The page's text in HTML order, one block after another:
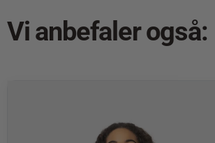
Vi anbefaler også: